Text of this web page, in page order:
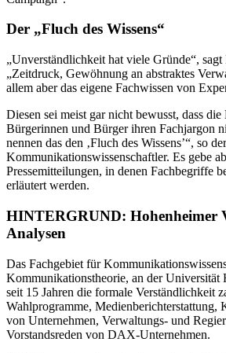
Der „Fluch des Wissens“
„Unverständlichkeit hat viele Gründe“,
„Zeitdruck, Gewöhnung an abstraktes
allem aber das eigene Fachwissen von
Diesen sei meist gar nicht bewusst, dass
Bürgerinnen und Bürger ihren Fachjargon
nennen das den ‚Fluch des Wissens’“, so der
Kommunikationswissenschaftler. Es gebe
Pressemitteilungen, in denen Fachbegriffe
erläutert werden.
HINTERGRUND: Hohenheimer
Analysen
Das Fachgebiet für
Kommunikationstheorie, an der Universität
seit 15 Jahren die formale Verständlichkeit
Wahlprogramme, Medienberichterstattung,
von Unternehmen, Verwaltungs- und
Vorstandsreden von DAX-Unternehmen.